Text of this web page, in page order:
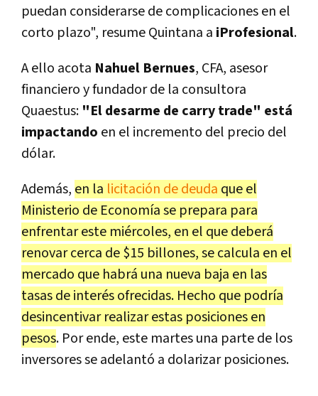
puedan considerarse de complicaciones en el
corto plazo", resume Quintana a iProfesional.
A ello acota Nahuel Bernues, CFA, asesor
financiero y fundador de la consultora
Quaestus: "El desarme de carry trade" está
impactando en el incremento del precio del
dólar.
Además, en la licitación de deuda que el
Ministerio de Economía se prepara para
enfrentar este miércoles, en el que deberá
renovar cerca de $15 billones, se calcula en el
mercado que habrá una nueva baja en las
tasas de interés ofrecidas. Hecho que podría
desincentivar realizar estas posiciones en
pesos. Por ende, este martes una parte de los
inversores se adelantó a dolarizar posiciones.